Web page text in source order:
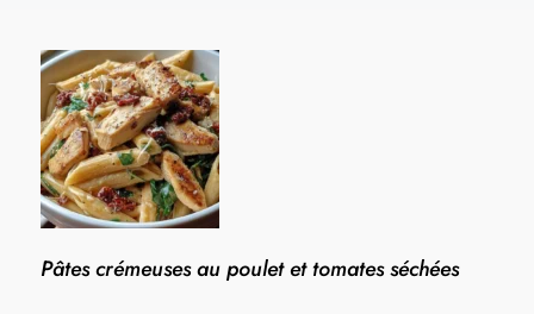
Pâtes crémeuses au poulet et tomates séchées